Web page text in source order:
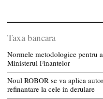
Taxa bancara
Normele metodologice pentru
Ministerul Finantelor
Noul ROBOR se va aplica
refinantare la cele in derulare